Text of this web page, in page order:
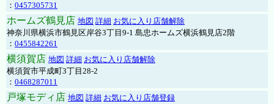
： 0457305731
ホームズ鶴見店 地図 詳細 お気に入り店舗解除
神奈川県横浜市鶴見区岸谷3丁目9-1 島忠ホームズ横浜鶴見店2階
： 0455842261
横須賀店 地図 詳細 お気に入り店舗解除
横須賀市平成町3丁目28-2
： 0468287011
戸塚モディ店 地図 詳細 お気に入り店舗登録